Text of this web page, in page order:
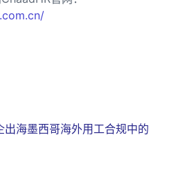
出海墨西哥海外用工合规中的